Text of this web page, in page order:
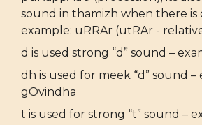
sound in thamizh when there is
example: uRRAr (utRAr -
d is used strong “d” sound –
dh is used for meek “d” sound –
gOvindha
t is used for strong “t” sound –